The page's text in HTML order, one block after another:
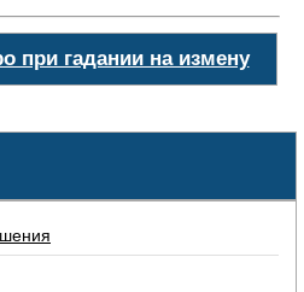
при гадании на измену